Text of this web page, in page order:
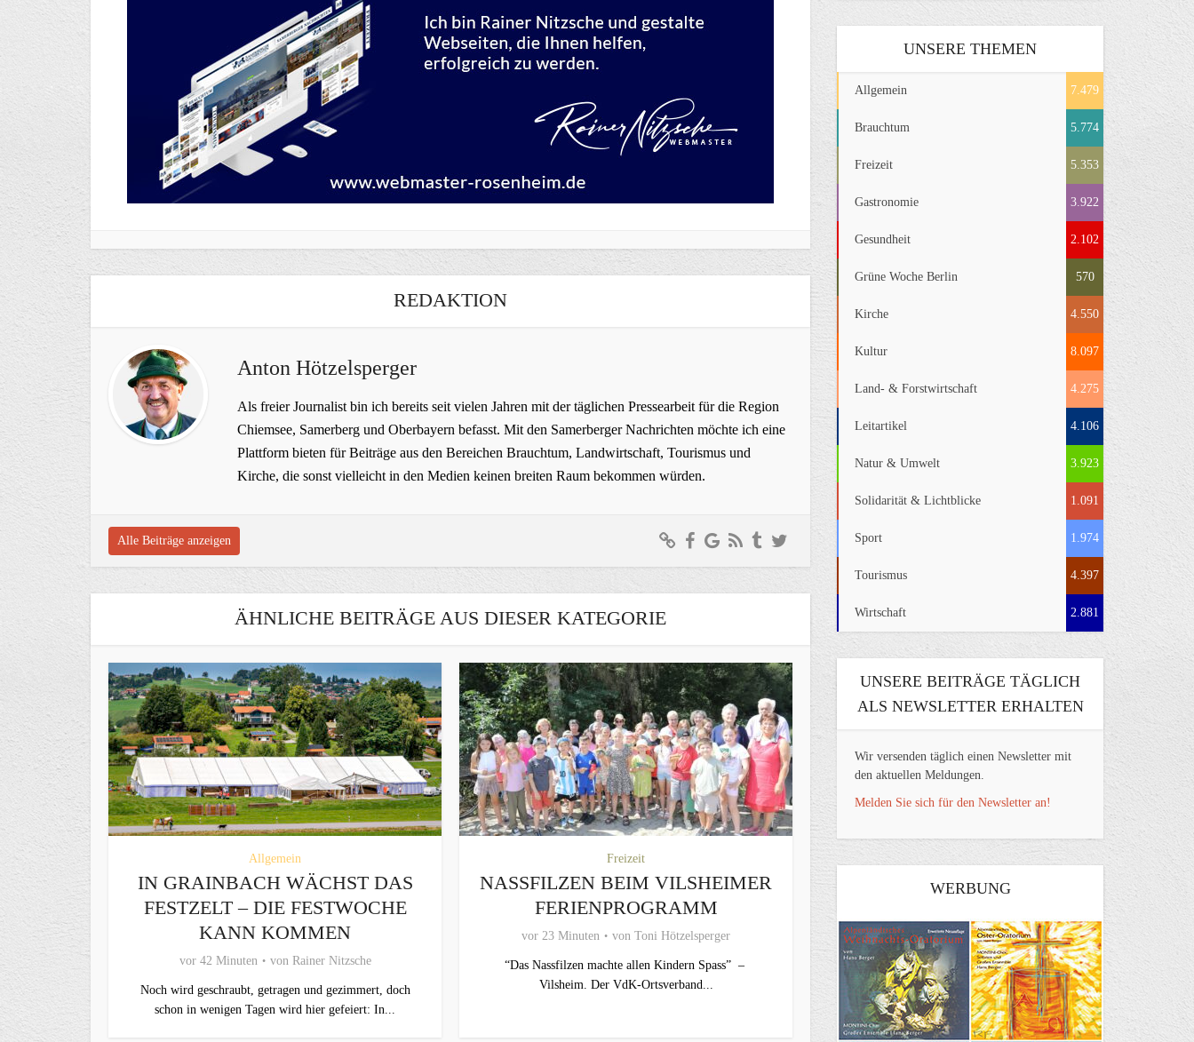
REDAKTION
Anton Hötzelsperger
Als freier Journalist bin ich bereits seit vielen Jahren mit der täglichen Pressearbeit für die Region
Chiemsee, Samerberg und Oberbayern befasst. Mit den Samerberger Nachrichten möchte ich eine
Plattform bieten für Beiträge aus den Bereichen Brauchtum, Landwirtschaft, Tourismus und
Kirche, die sonst vielleicht in den Medien keinen breiten Raum bekommen würden.
Alle Beiträge anzeigen
ÄHNLICHE BEITRÄGE AUS DIESER KATEGORIE
Allgemein
IN GRAINBACH WÄCHST DAS
FESTZELT – DIE FESTWOCHE
KANN KOMMEN
vor 42 Minuten von Rainer Nitzsche
Noch wird geschraubt, getragen und gezimmert, doch
schon in wenigen Tagen wird hier gefeiert: In...
Freizeit
NASSFILZEN BEIM VILSHEIMER
FERIENPROGRAMM
vor 23 Minuten von Toni Hötzelsperger
“Das Nassfilzen machte allen Kindern Spass” –
Vilsheim. Der VdK-Ortsverband...
UNSERE THEMEN
Allgemein 7.479
Brauchtum 5.774
Freizeit 5.353
Gastronomie 3.922
Gesundheit 2.102
Grüne Woche Berlin 570
Kirche 4.550
Kultur 8.097
Land- & Forstwirtschaft 4.275
Leitartikel 4.106
Natur & Umwelt 3.923
Solidarität & Lichtblicke 1.091
Sport 1.974
Tourismus 4.397
Wirtschaft 2.881
UNSERE BEITRÄGE TÄGLICH
ALS NEWSLETTER ERHALTEN
Wir versenden täglich einen Newsletter mit
den aktuellen Meldungen.
Melden Sie sich für den Newsletter an!
WERBUNG